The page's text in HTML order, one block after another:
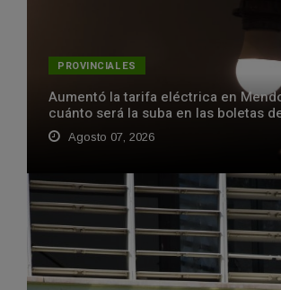
PROVINCIALES
Aumentó la tarifa eléctrica en
cuánto será la suba en las boletas
Agosto 07, 2026